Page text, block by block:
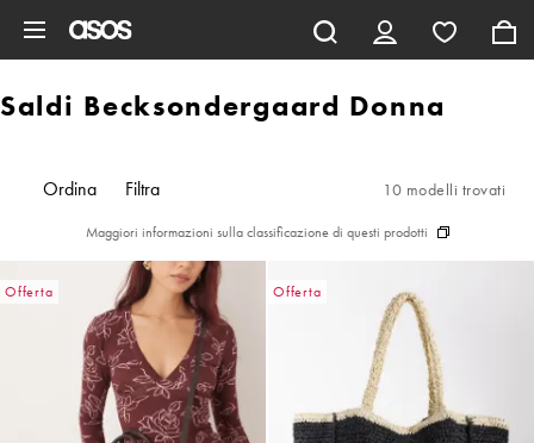
Saldi Becksondergaard Donna
Ordina Filtra 10 modelli trovati
Maggiori informazioni sulla classificazione di questi prodotti
Offerta Offerta